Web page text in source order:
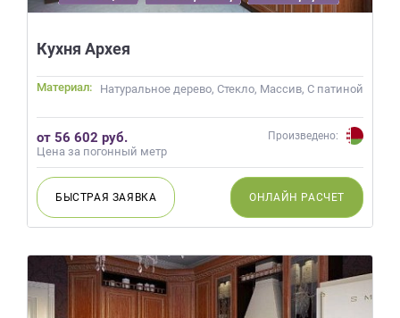
Кухня Архея
Материал: Натуральное дерево, Стекло, Массив, С патиной
от 56 602 руб.
Цена за погонный метр
Произведено:
БЫСТРАЯ ЗАЯВКА ОНЛАЙН РАСЧЕТ